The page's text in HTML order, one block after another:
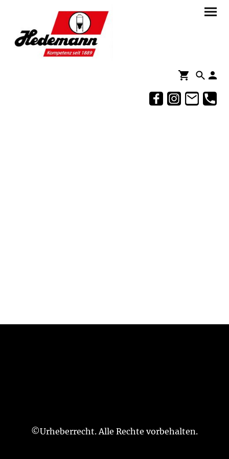
©Urheberrecht. Alle Rechte vorbehalten.